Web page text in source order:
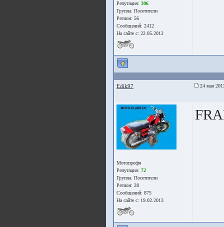
Репутация: 306
Группа: Посетители
Регион: 56
Сообщений: 2412
На сайте с: 22.05.2012
Edik97 24 мая
Мотопрофи
Репутация: 72
Группа: Посетители
Регион: 28
Сообщений: 875
На сайте с: 19.02.2013